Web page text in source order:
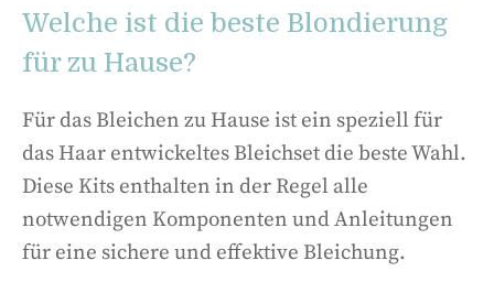
Welche ist die beste Blondierung
für zu Hause?
Für das Bleichen zu Hause ist ein speziell für
das Haar entwickeltes Bleichset die beste Wahl.
Diese Kits enthalten in der Regel alle
notwendigen Komponenten und Anleitungen
für eine sichere und effektive Bleichung.